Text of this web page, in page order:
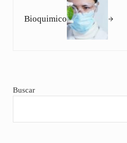
Bioquimico
Sidebar
Buscar